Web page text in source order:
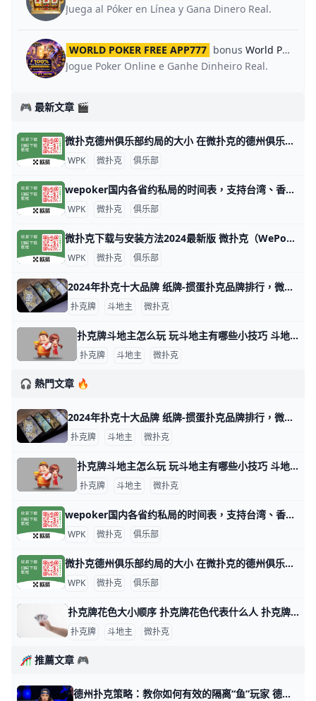
Juega al Póker en Línea y Gana Dinero Real.
WORLD POKER FREE APP777 bonus World Poker Global App
Jogue Poker Online e Ganhe Dinheiro Real.
🎮 最新文章 🎬
微扑克德州俱乐部约局的大小 在微扑克的德州俱乐部中，约局的大小通常取决于多个因素，包括玩家的资金实力、俱乐部的规则以及所选择的游戏类型。以下是一些关于微扑克德州俱乐部约
WPK 微扑克 俱乐部
wepoker国内各省约私局的时间表，支持台湾、香港、澳门 WePoker（中文名：微扑克）是一个在线德州扑克平台，俱乐部提供各种级别的约局服务。WePoker的约私局时间表大致如下：本俱乐部支持台湾
WPK 微扑克 俱乐部
微扑克下载与安装方法2024最新版 微扑克（WePoker）是一款流行的德州扑克应用程序，可以在多个平台上下载和安装。以下是下载和安装微扑克的主要方法： 安卓设备安装 安卓用户可以
WPK 微扑克 俱乐部
2024年扑克十大品牌 纸牌-掼蛋扑克品牌排行，微扑克牌哪个牌子好 2024年扑克十大品牌 十大扑克品牌排行榜，纸牌-掼蛋扑克品牌排行，扑克牌哪个牌子好 扑克什么牌子好？经专业评测的2024年扑克十大品牌名单发布
扑克牌 斗地主 微扑克
扑克牌斗地主怎么玩 玩斗地主有哪些小技巧 斗地主游戏玩法指南 扑克牌斗地主是一种三人玩的争先型牌类游戏，每局牌有一个玩家是“地主”，独自对抗另两个组成同盟的玩家。斗地主玩法比较简单，发牌时，庄家先从牌堆
扑克牌 斗地主 微扑克
🎧 熱門文章 🔥
2024年扑克十大品牌 纸牌-掼蛋扑克品牌排行，微扑克牌哪个牌子好 2024年扑克十大品牌 十大扑克品牌排行榜，纸牌-掼蛋扑克品牌排行，扑克牌哪个牌子好 扑克什么牌子好？经专业评测的2024年扑克十大品牌名单发布
扑克牌 斗地主 微扑克
扑克牌斗地主怎么玩 玩斗地主有哪些小技巧 斗地主游戏玩法指南 扑克牌斗地主是一种三人玩的争先型牌类游戏，每局牌有一个玩家是“地主”，独自对抗另两个组成同盟的玩家。斗地主玩法比较简单，发牌时，庄家先从牌堆
扑克牌 斗地主 微扑克
wepoker国内各省约私局的时间表，支持台湾、香港、澳门 WePoker（中文名：微扑克）是一个在线德州扑克平台，俱乐部提供各种级别的约局服务。WePoker的约私局时间表大致如下：本俱乐部支持台湾
WPK 微扑克 俱乐部
微扑克德州俱乐部约局的大小 在微扑克的德州俱乐部中，约局的大小通常取决于多个因素，包括玩家的资金实力、俱乐部的规则以及所选择的游戏类型。以下是一些关于微扑克德州俱乐部约
WPK 微扑克 俱乐部
扑克牌花色大小顺序 扑克牌花色代表什么人 扑克牌分为四种花色：黑桃、方块、梅花和红桃，但各国人民都以本国民族文化对四种花色给予不同的文化阐述，比如说，中国人将四种花色理解为春、夏、秋
扑克牌 斗地主 微扑克
🎢 推薦文章 🎮
德州扑克策略：教你如何有效的隔离“鱼”玩家 德州扑克策略：教你如何有效的隔离“鱼”玩家 鱼和鲨鱼是扑克永恒的话题。 扑克游戏的终极目的是成为一名优秀玩家（鲨鱼），之后从差劲的玩家（鱼）手中